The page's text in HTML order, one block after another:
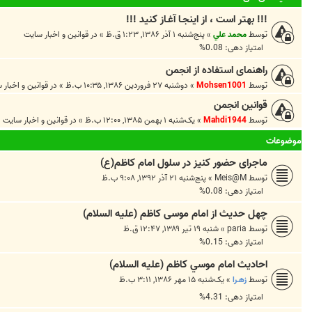
!!! بهتر است ، از اينجـا آغـاز کنيد !!!
توسطمحمد علي »پنج‌شنبه ۱ آذر ۱۳۸۶, ۱:۲۳ ق.ظ » در قوانين و اخبار سايت
امتیاز دهی: 0.08%
راهنمای استفاده از انجمن
توسط Mohsen1001
» دوشنبه ۲۷ فروردین ۱۳۸۶, ۱۰:۳۵ ب.ظ » در قوانين و
قوانین انجمن
توسطMahdi1944
»یک‌شنبه ۱ بهمن ۱۳۸۵, ۱۲:۰۰ ب.ظ » در قوانين و اخبار سايت
موضوعات
ماجرای حضور کنیز در سلول امام کاظم(ع)
توسطMeis@M
»پنج‌شنبه ۲۱ آذر ۱۳۹۲, ۹:۰۸ ب.ظ
امتیاز دهی: 0.08%
چهل حدیث از امام موسی کاظم (علیه السلام)
توسط paria
»شنبه ۱۹ تیر ۱۳۸۹, ۱۲:۴۷ ق.ظ
امتیاز دهی: 0.15%
احادیث امام موسي کاظم (علیه السلام)
توسطزهـرا »یک‌شنبه ۱۵ مهر ۱۳۸۶, ۳:۱۱ ب.ظ
امتیاز دهی: 4.31%